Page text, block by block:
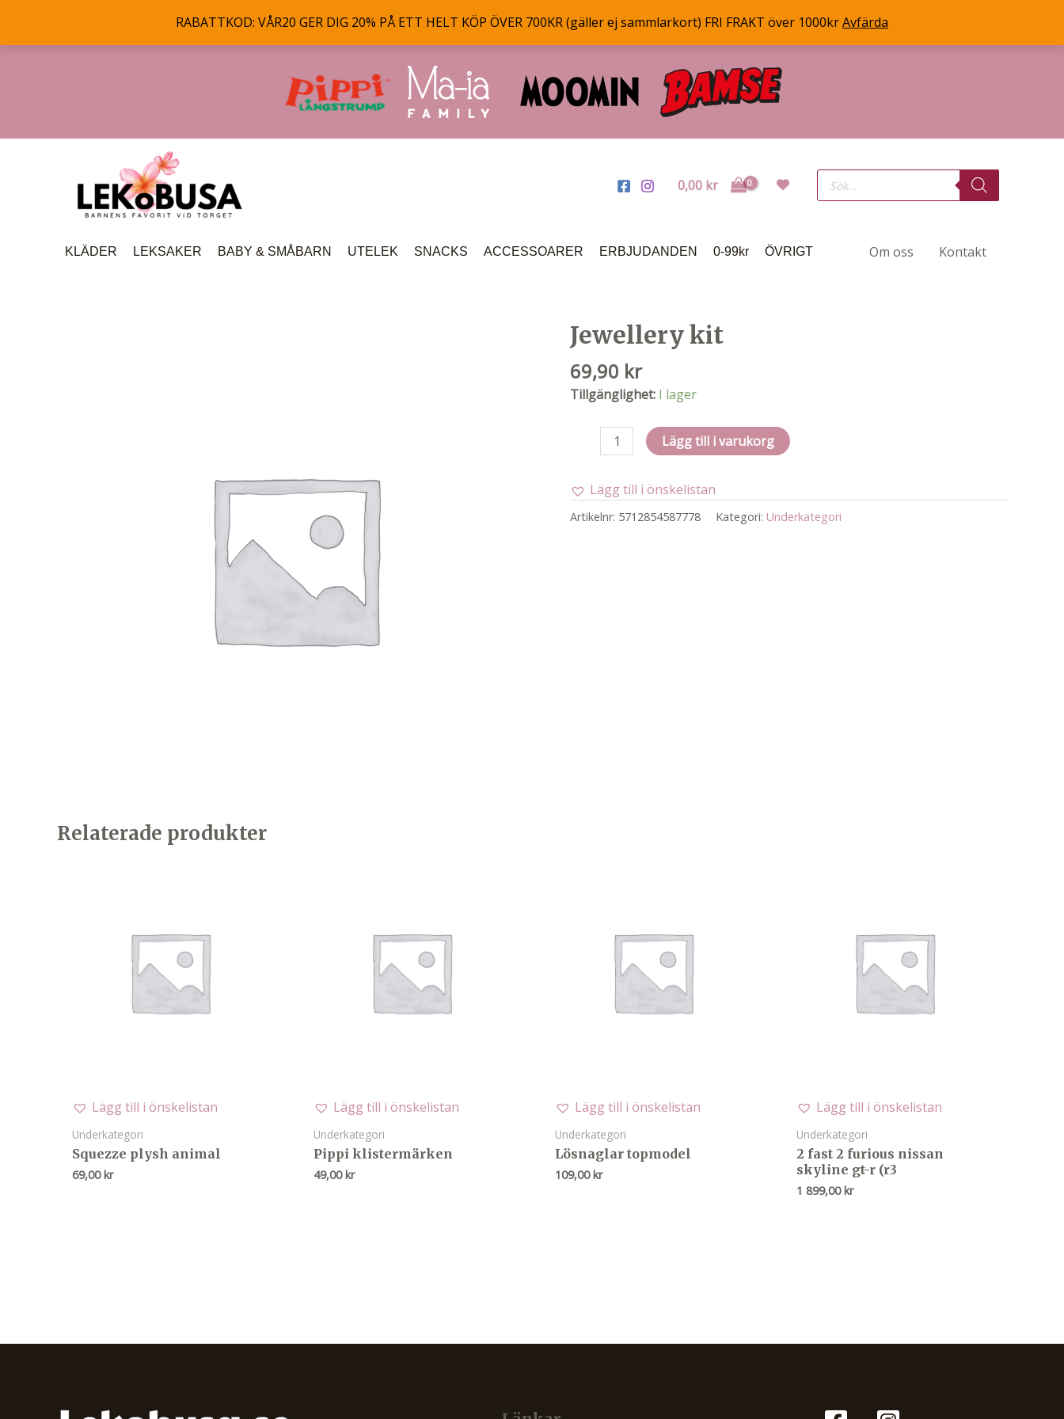
RABATTKOD: VÅR20 GER DIG 20% PÅ ETT HELT KÖP ÖVER 700KR (gäller ej sammlarkort) FRI FRAKT över 1000krAvfärda
0,00 kr
Products
search
KLÄDER LEKSAKER BABY & SMÅBARN UTELEK SNACKS ACCESSOARER ERBJUDANDEN 0-99kr ÖVRIGT Om oss Kontakt
Jewellery kit
69,90 kr
Tillgänglighet: I lager
Jewellery
Lägg till i varukorg
Lägg till i önskelistan
Artikelnr: 5712854587778 Kategori: Underkategori
Relaterade produkter
Lägg till i önskelistan
Underkategori
Squezze plysh animal
69,00 kr
Lägg till i önskelistan
Underkategori
Pippi klistermärken
49,00 kr
Lägg till i önskelistan
Underkategori
Lösnaglar topmodel
109,00 kr
Lägg till i önskelistan
Underkategori
2 fast 2 furious nissan
skyline gt-r (r3
1 899,00 kr